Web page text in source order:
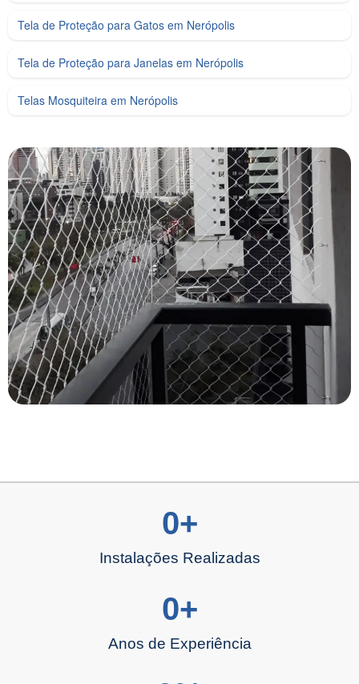
Tela de Proteção para Gatos em Nerópolis
Tela de Proteção para Janelas em Nerópolis
Telas Mosquiteira em Nerópolis
Instalações Realizadas
0+
Anos de Experiência
0+